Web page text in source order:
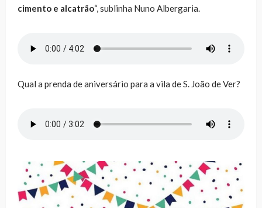
cimento e alcatrão“, sublinha Nuno Albergaria.
Qual a prenda de aniversário para a vila de S. João de Ver?